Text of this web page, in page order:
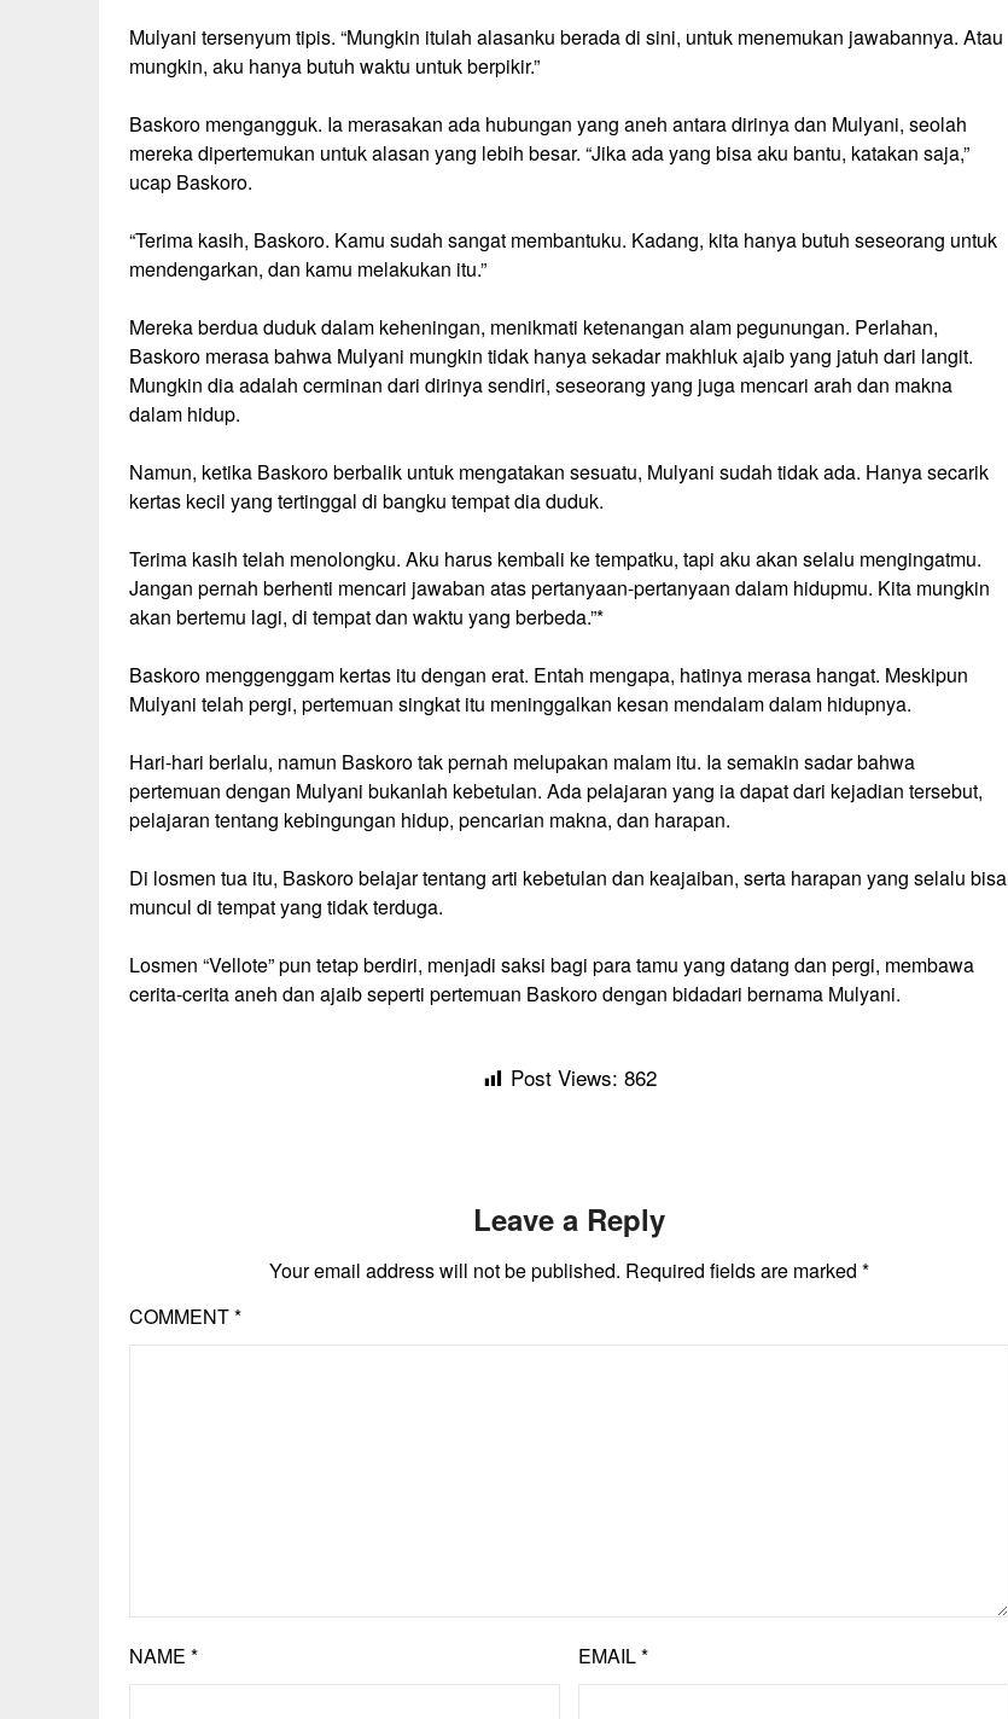
Mulyani tersenyum tipis. “Mungkin itulah alasanku berada di sini, untuk menemukan jawabannya. Atau
mungkin, aku hanya butuh waktu untuk berpikir.”
Baskoro mengangguk. Ia merasakan ada hubungan yang aneh antara dirinya dan Mulyani, seolah
mereka dipertemukan untuk alasan yang lebih besar. “Jika ada yang bisa aku bantu, katakan saja,”
ucap Baskoro.
“Terima kasih, Baskoro. Kamu sudah sangat membantuku. Kadang, kita hanya butuh seseorang untuk
mendengarkan, dan kamu melakukan itu.”
Mereka berdua duduk dalam keheningan, menikmati ketenangan alam pegunungan. Perlahan,
Baskoro merasa bahwa Mulyani mungkin tidak hanya sekadar makhluk ajaib yang jatuh dari langit.
Mungkin dia adalah cerminan dari dirinya sendiri, seseorang yang juga mencari arah dan makna
dalam hidup.
Namun, ketika Baskoro berbalik untuk mengatakan sesuatu, Mulyani sudah tidak ada. Hanya secarik
kertas kecil yang tertinggal di bangku tempat dia duduk.
Terima kasih telah menolongku. Aku harus kembali ke tempatku, tapi aku akan selalu mengingatmu.
Jangan pernah berhenti mencari jawaban atas pertanyaan-pertanyaan dalam hidupmu. Kita mungkin
akan bertemu lagi, di tempat dan waktu yang berbeda.”*
Baskoro menggenggam kertas itu dengan erat. Entah mengapa, hatinya merasa hangat. Meskipun
Mulyani telah pergi, pertemuan singkat itu meninggalkan kesan mendalam dalam hidupnya.
Hari-hari berlalu, namun Baskoro tak pernah melupakan malam itu. Ia semakin sadar bahwa
pertemuan dengan Mulyani bukanlah kebetulan. Ada pelajaran yang ia dapat dari kejadian tersebut,
pelajaran tentang kebingungan hidup, pencarian makna, dan harapan.
Di losmen tua itu, Baskoro belajar tentang arti kebetulan dan keajaiban, serta harapan yang selalu bisa
muncul di tempat yang tidak terduga.
Losmen “Vellote” pun tetap berdiri, menjadi saksi bagi para tamu yang datang dan pergi, membawa
cerita-cerita aneh dan ajaib seperti pertemuan Baskoro dengan bidadari bernama Mulyani.
Post Views: 862
Leave a Reply
Your email address will not be published. Required fields are marked *
COMMENT*
NAME * EMAIL*